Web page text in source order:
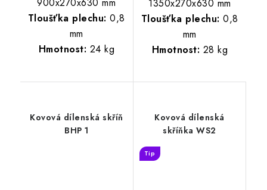
Tloušťka plechu: 0,8
mm
Hmotnost: 24 kg
1350x270x630 mm
Tloušťka plechu: 0,8
mm
Hmotnost: 28 kg
Kovová dílenská skříň
BHP 1
Kovová dílenská
skříňka WS2
Tip